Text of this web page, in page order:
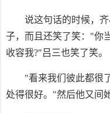
说这句话的时候，
子，而且还笑了笑："你
收容我?"吕三也笑了笑。
"看来我们彼此都很
处得很好。"然后他又间